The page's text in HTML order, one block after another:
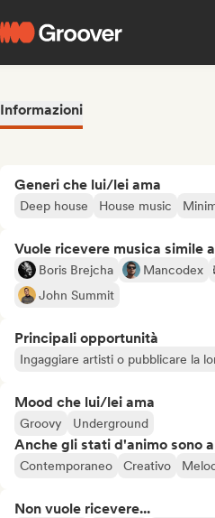
Informazioni
Generi che lui/lei ama
Deep house House music
Vuole ricevere musica simile
Boris Brejcha Mancodex
John Summit
Principali opportunità
Ingaggiare artisti o pubblicare la
Mood che lui/lei ama
Groovy Underground
Anche gli stati d'animo sono
Contemporaneo Creativo
Non vuole ricevere...